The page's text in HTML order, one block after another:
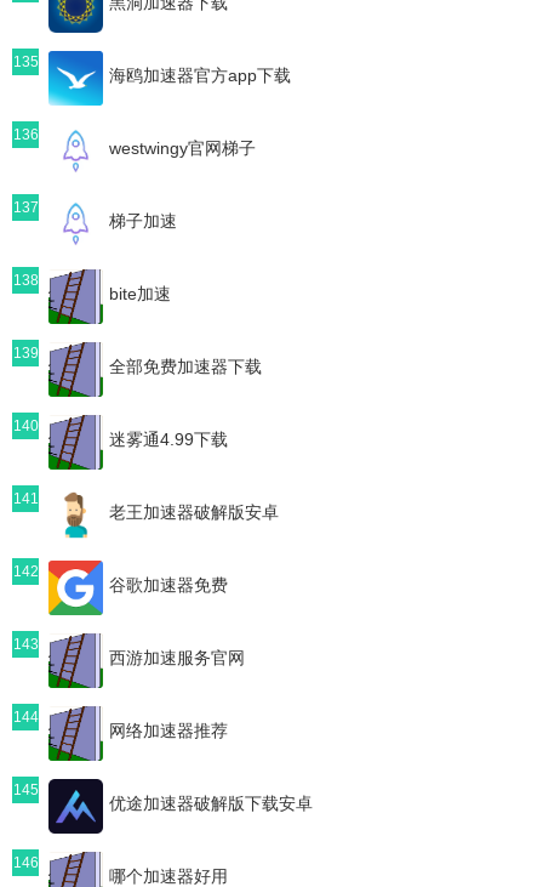
135
海鸥加速器官方app下载
136
westwingy官网梯子
137
梯子加速
138
bite加速
139
全部免费加速器下载
140
迷雾通4.99下载
141
老王加速器破解版安卓
142
谷歌加速器免费
143
西游加速服务官网
144
网络加速器推荐
145
优途加速器破解版下载安卓
146
哪个加速器好用